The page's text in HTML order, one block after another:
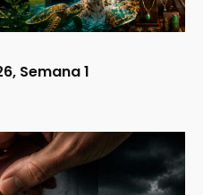
Semana 1